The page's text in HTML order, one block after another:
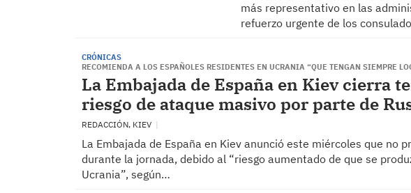
más representativo en las
refuerzo urgente de los
CRÓNICAS
RECOMIENDA A LOS ESPAÑOLES RESIDENTES EN UCRANIA “QUE TENGAN SIEMPRE
La Embajada de España en Kiev cierra
riesgo de ataque masivo por parte de
REDACCIÓN, KIEV
La Embajada de España en Kiev anunció este miércoles que no
durante la jornada, debido al “riesgo aumentado de que se
Ucrania”, según…